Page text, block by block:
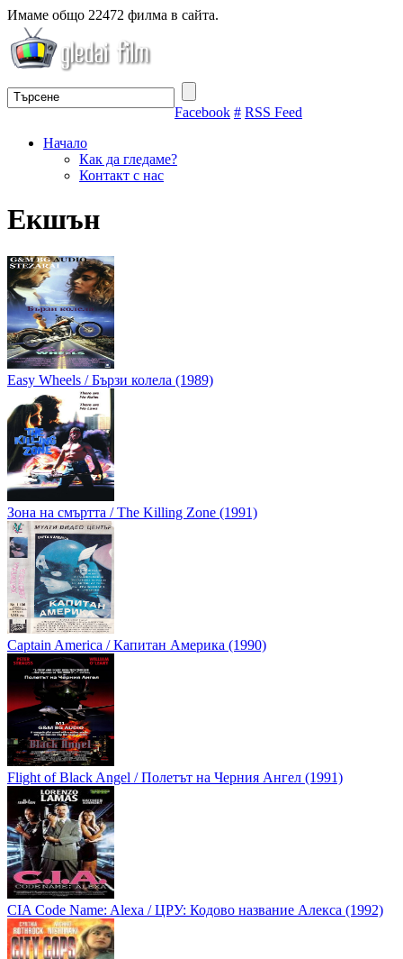
Имаме общо 22472 филма в сайта.
Facebook # RSS Feed
Начало
Как да гледаме?
Контакт с нас
Екшън
Easy Wheels / Бързи колела (1989)
Зона на смъртта / The Killing Zone (1991)
Captain America / Капитан Америка (1990)
Flight of Black Angel / Полетът на Черния Ангел (1991)
CIA Code Name: Alexa / ЦРУ: Кодово название Алекса (1992)